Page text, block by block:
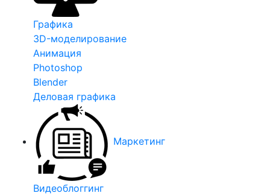
Графика
3D-моделирование
Анимация
Photoshop
Blender
Деловая графика
Маркетинг
Видеоблоггинг